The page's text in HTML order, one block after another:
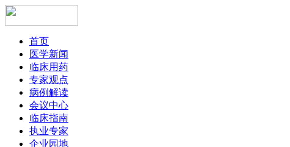
首页
医学新闻
临床用药
专家观点
病例解读
会议中心
临床指南
执业专家
企业园地